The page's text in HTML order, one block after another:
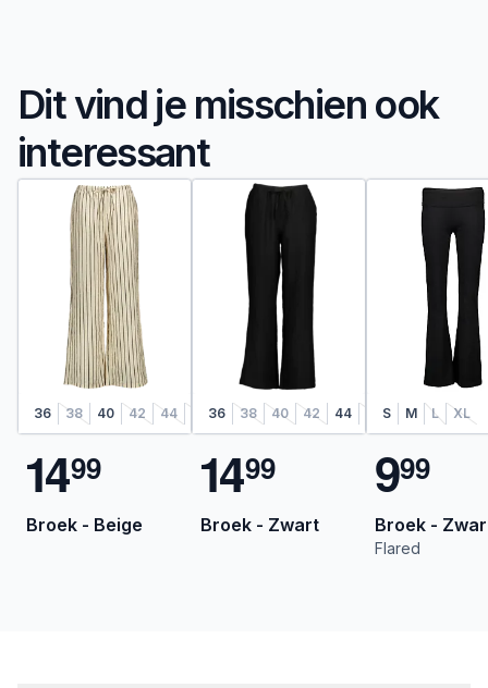
Dit vind je misschien ook
interessant
36 38 40 42 44
1499
Broek - Beige
36 38 40 42 44
1499
Broek - Zwart
S M L XL
999
Broek -
Flared